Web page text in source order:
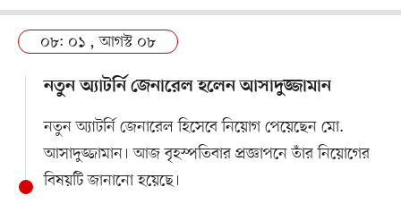
০৮: ০১ , আগস্ট ০৮
নতুন অ্যাটর্নি জেনারেল হলেন আসাদুজ্জামান
নতুন অ্যাটর্নি জেনারেল হিসেবে নিয়োগ পেয়েছেন মো.
আসাদুজ্জামান। আজ বৃহস্পতিবার প্রজ্ঞাপনে তাঁর নিয়োগের
বিষয়টি জানানো হয়েছে।